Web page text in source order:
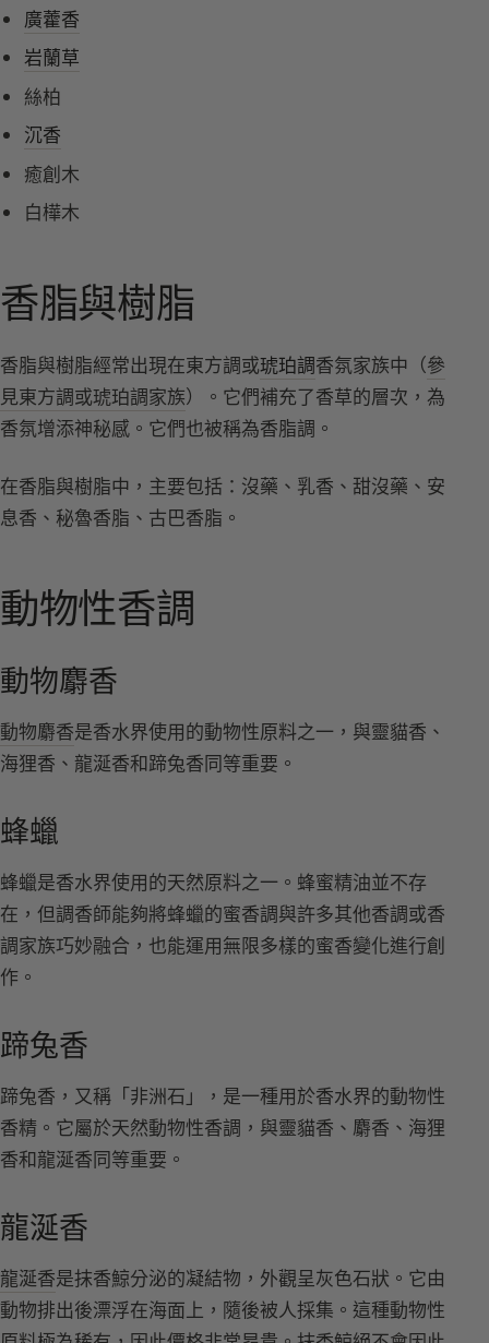
廣藿香
岩蘭草
絲柏
沉香
癒創木
白樺木
香脂與樹脂
香脂與樹脂經常出現在東方調或琥珀調香氛家族中（參
見東方調或琥珀調家族）。它們補充了香草的層次，為
香氛增添神秘感。它們也被稱為香脂調。
在香脂與樹脂中，主要包括：沒藥、乳香、甜沒藥、安
息香、秘魯香脂、古巴香脂。
動物性香調
動物麝香
動物麝香是香水界使用的動物性原料之一，與靈貓香、
海狸香、龍涎香和蹄兔香同等重要。
蜂蠟
蜂蠟是香水界使用的天然原料之一。蜂蜜精油並不存
在，但調香師能夠將蜂蠟的蜜香調與許多其他香調或香
調家族巧妙融合，也能運用無限多樣的蜜香變化進行創
作。
蹄兔香
蹄兔香，又稱「非洲石」，是一種用於香水界的動物性
香精。它屬於天然動物性香調，與靈貓香、麝香、海狸
香和龍涎香同等重要。
龍涎香
龍涎香是抹香鯨分泌的凝結物，外觀呈灰色石狀。它由
動物排出後漂浮在海面上，隨後被人採集。這種動物性